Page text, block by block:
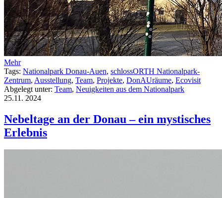
Mehr
Tags: Nationalpark Donau-Auen, schlossORTH Nationalpark-
Zentrum, Ausstellung, Team, Projekte, DonAUräume, Ecovisit
Abgelegt unter: Team, Neuigkeiten aus dem Nationalpark
25.11. 2024
Nebeltage an der Donau – ein mystisches
Erlebnis